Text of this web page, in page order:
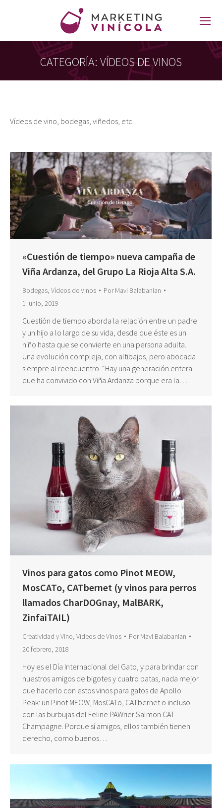
CATEGORÍA: VÍDEOS DE VINOS
Estás aquí:
Vídeos de vino, bodegas, viñedos, etc.
«Cuestión de tiempo» nueva campaña de
Viña Ardanza, del Grupo La Rioja Alta S.A.
Bodegas, Vídeos de Vinos PorMavi Balabanian
1 junio, 2019
Cuestión de tiempo aborda la relación entre un padre
y un hijo a lo largo de su vida, desde que éste es un
niño hasta que se convierte en una persona adulta.
Una evolución compleja, con altibajos, pero abocada
siempre al reencuentro. “Hay una generación entera
que ha convivido con Viña Ardanza porque era la…
Vinos para gatos como Pinot MEOW,
MosCATo, CATbernet (y vinos para perros
llamados CharDOGnay, MalBARK,
ZinfaiTAIL)
Creatividad y Vino, Vídeos de Vinos PorMavi Balabanian
20 febrero, 2018
Hoy es el Día Internacional del Gato, y para brindar con
nuestros amigos de bigotes y cuatro patas, nada mejor
que hacerlo con estos vinos para gatos de Apollo
Peak: un Pinot MEOW, MosCATo, CATbernet o incluso
con las burbujas del Feline PAWrier Salmon CAT
Champagne. Porque sí amigos, ellos también tienen
derecho, como buenos…